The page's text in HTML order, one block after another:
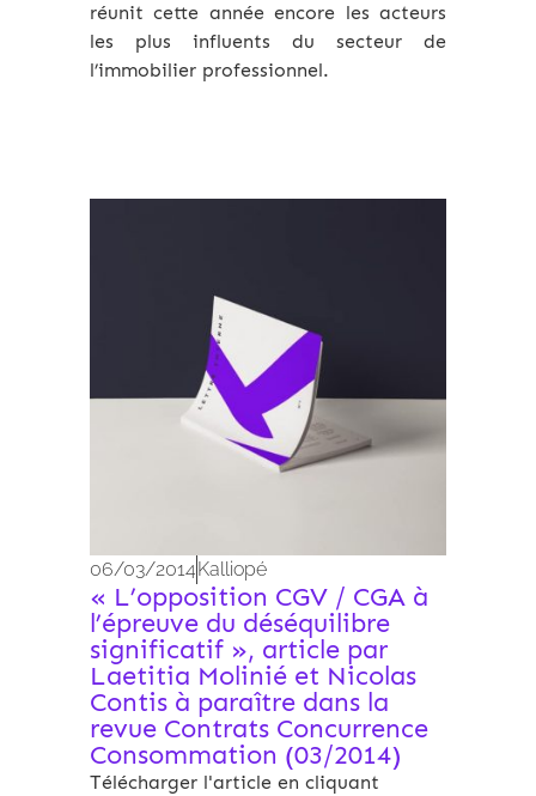
réunit cette année encore les acteurs
les plus influents du secteur de
l’immobilier professionnel.
06/03/2014 Kalliopé
« L’opposition CGV / CGA à
l’épreuve du déséquilibre
significatif », article par
Laetitia Molinié et Nicolas
Contis à paraître dans la
revue Contrats Concurrence
Consommation (03/2014)
Télécharger l'article en cliquant